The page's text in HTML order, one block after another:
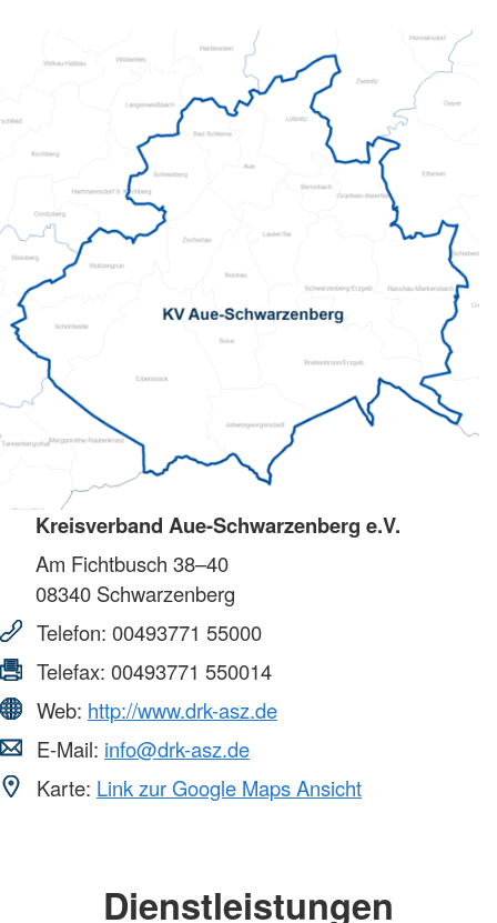
Kreisverband Aue-Schwarzenberg e.V.
Am Fichtbusch 38–40
08340 Schwarzenberg
Telefon: 00493771 55000
Telefax: 00493771 550014
Web: http://www.drk-asz.de
E-Mail: info@drk-asz.de
Karte: Link zur Google Maps Ansicht
Dienstleistungen